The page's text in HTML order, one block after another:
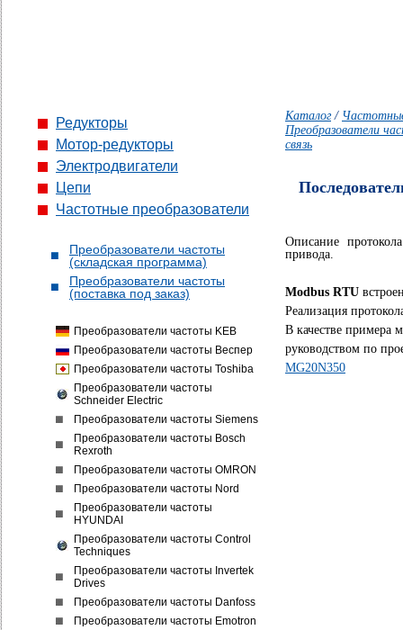
Редукторы
Мотор-редукторы
Электродвигатели
Цепи
Частотные преобразователи
Преобразователи частоты
(складская программа)
Преобразователи частоты
(поставка под заказ)
Преобразователи частоты KEB
Преобразователи частоты Веспер
Преобразователи частоты Toshiba
Преобразователи частоты
Schneider Electric
Преобразователи частоты Siemens
Преобразователи частоты Bosch
Rexroth
Преобразователи частоты OMRON
Преобразователи частоты Nord
Преобразователи частоты
HYUNDAI
Преобразователи частоты Control
Techniques
Преобразователи частоты Invertek
Drives
Преобразователи частоты Danfoss
Преобразователи частоты Emotron
Каталог /
Преобразователи
связь
Описание
привода.
Modbus RTU
Реализация
В качестве примера
руководством по
MG20N350